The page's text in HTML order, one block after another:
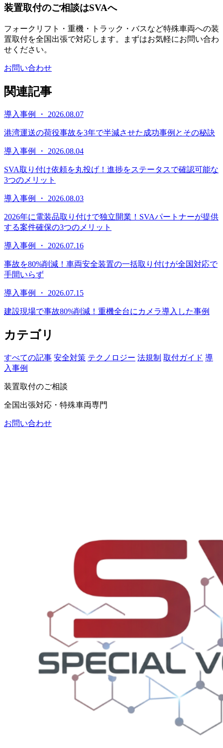
装置取付のご相談はSVAへ
フォークリフト・重機・トラック・バスなど特殊車両への装
置取付を全国出張で対応します。まずはお気軽にお問い合わ
せください。
お問い合わせ
関連記事
導入事例 ・ 2026.08.07
港湾運送の荷役事故を3年で半減させた成功事例とその秘訣
導入事例 ・ 2026.08.04
SVA取り付け依頼を丸投げ！進捗をステータスで確認可能な
3つのメリット
導入事例 ・ 2026.08.03
2026年に電装品取り付けで独立開業！SVAパートナーが提供
する案件確保の3つのメリット
導入事例 ・ 2026.07.16
事故を80%削減！車両安全装置の一括取り付けが全国対応で
手間いらず
導入事例 ・ 2026.07.15
建設現場で事故80%削減！重機全台にカメラ導入した事例
カテゴリ
すべての記事 安全対策 テクノロジー 法規制 取付ガイド 導
入事例
装置取付のご相談
全国出張対応・特殊車両専門
お問い合わせ